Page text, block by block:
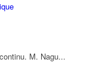
M. Nagu...